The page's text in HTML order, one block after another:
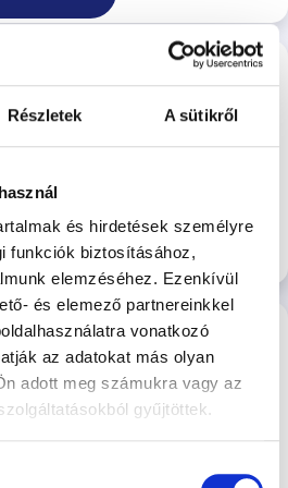
Részletek A sütikről
és hirdetések személyre
funkciók biztosításához,
elemzéséhez. Ezenkívül
és elemező partnereinkkel
vonatkozó
az adatokat más olyan
adott meg számukra vagy az
gyűjtöttek.
és
szeminárium
viselkedésterápiás
Jelentkezés
16. –
Szakácsi Róbert
ÖKT - Szakácsi Róbert